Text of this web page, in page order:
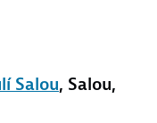
Salou, Salou,